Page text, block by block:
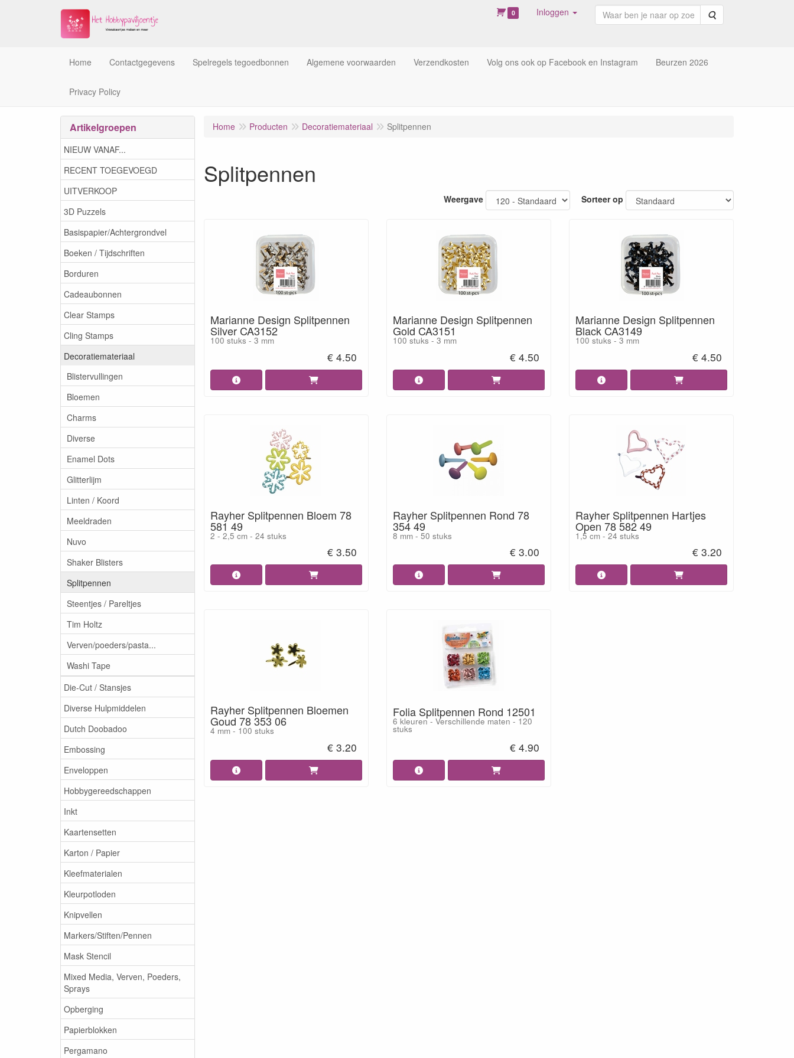
0 Inloggen Zoeken
Home Contactgegevens Spelregels tegoedbonnen Algemene voorwaarden Verzendkosten Volg ons ook op Facebook en Instagram Beurzen 2026
Privacy Policy
Artikelgroepen
NIEUW VANAF...
RECENT TOEGEVOEGD
UITVERKOOP
3D Puzzels
Basispapier/Achtergrondvel
Boeken / Tijdschriften
Borduren
Cadeaubonnen
Clear Stamps
Cling Stamps
Decoratiemateriaal
Blistervullingen
Bloemen
Charms
Diverse
Enamel Dots
Glitterlijm
Linten / Koord
Meeldraden
Nuvo
Shaker Blisters
Splitpennen
Steentjes / Pareltjes
Tim Holtz
Verven/poeders/pasta...
Washi Tape
Die-Cut / Stansjes
Diverse Hulpmiddelen
Dutch Doobadoo
Embossing
Enveloppen
Hobbygereedschappen
Inkt
Kaartensetten
Karton / Papier
Kleefmaterialen
Kleurpotloden
Knipvellen
Markers/Stiften/Pennen
Mask Stencil
Mixed Media, Verven, Poeders,
Sprays
Opberging
Papierblokken
Pergamano
Home Producten Decoratiemateriaal Splitpennen
Splitpennen
Weergave Sorteer op
Marianne Design Splitpennen
Silver CA3152
100 stuks - 3 mm
€ 4.50
Marianne Design Splitpennen
Gold CA3151
100 stuks - 3 mm
€ 4.50
Marianne Design Splitpennen
Black CA3149
100 stuks - 3 mm
€ 4.50
Rayher Splitpennen Bloem 78
581 49
2 - 2,5 cm - 24 stuks
€ 3.50
Rayher Splitpennen Rond 78
354 49
8 mm - 50 stuks
€ 3.00
Rayher Splitpennen Hartjes
Open 78 582 49
1,5 cm - 24 stuks
€ 3.20
Rayher Splitpennen Bloemen
Goud 78 353 06
4 mm - 100 stuks
€ 3.20
Folia Splitpennen Rond 12501
6 kleuren - Verschillende maten - 120
stuks
€ 4.90